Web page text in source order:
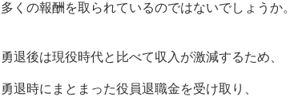
多くの報酬を取られているのではないでしょうか。
勇退後は現役時代と比べて収入が激減するため、
勇退時にまとまった役員退職金を受け取り、